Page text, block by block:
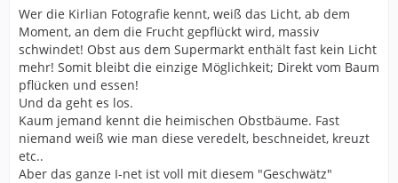
Wer die Kirlian Fotografie kennt, weiß das Licht, ab dem
Moment, an dem die Frucht gepflückt wird, massiv
schwindet! Obst aus dem Supermarkt enthält fast kein Licht
mehr! Somit bleibt die einzige Möglichkeit; Direkt vom Baum
pflücken und essen!
Und da geht es los.
Kaum jemand kennt die heimischen Obstbäume. Fast
niemand weiß wie man diese veredelt, beschneidet, kreuzt
etc..
Aber das ganze I-net ist voll mit diesem "Geschwätz"